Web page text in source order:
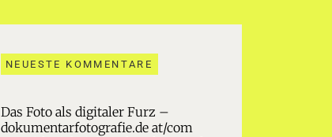
NEUESTE KOMMENTARE
Das Foto als digitaler Furz –
dokumentarfotografie.de at/com